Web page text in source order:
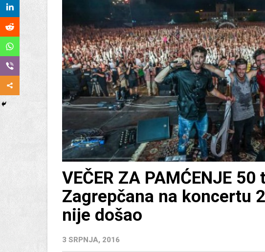
VEČER ZA PAMĆENJE 50
Zagrepčana na koncertu
nije došao
3 SRPNJA, 2016